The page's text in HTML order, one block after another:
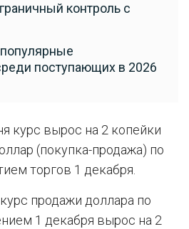
контроль с
поступающих в 2026
курс вырос на 2 копейки
(покупка-продажа) по
торгов 1 декабря.
продажи доллара по
1 декабря вырос на 2